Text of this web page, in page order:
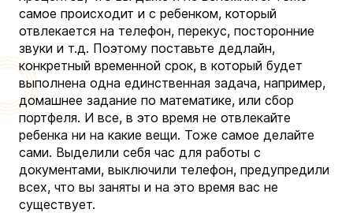
самое происходит и с ребенком, который
отвлекается на телефон, перекус, посторонние
звуки и т.д. Поэтому поставьте дедлайн,
конкретный временной срок, в который будет
выполнена одна единственная задача, например,
домашнее задание по математике, или сбор
портфеля. И все, в это время не отвлекайте
ребенка ни на какие вещи. Тоже самое делайте
сами. Выделили себя час для работы с
документами, выключили телефон, предупредили
всех, что вы заняты и на это время вас не
существует.